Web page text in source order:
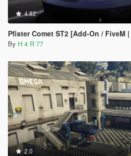
4.82
Pfister Comet ST2 [Add-On / FiveM
By H 4 R 77
2.0